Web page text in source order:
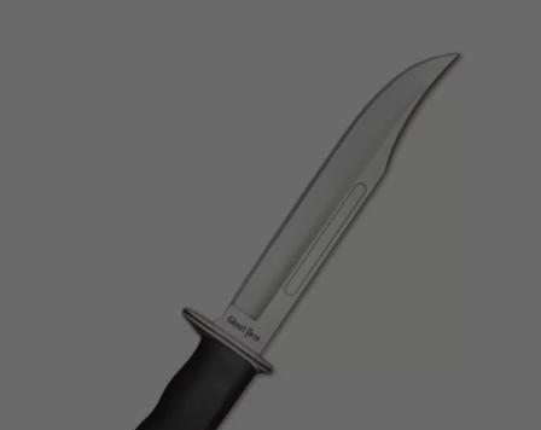
pedidos e consultar suas operações anteriores.
Vá em frente! Estávamos esperando por você.
CRIAR CONTA